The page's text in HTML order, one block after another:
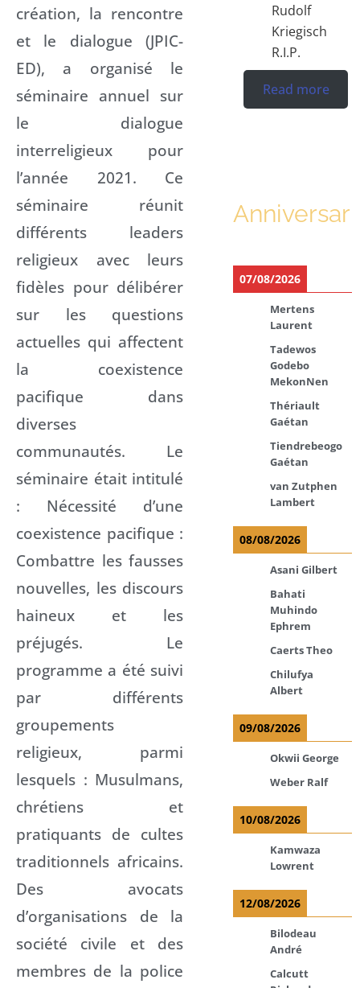
création, la rencontre
et le dialogue (JPIC-
ED), a organisé le
séminaire annuel sur
le dialogue
interreligieux pour
l’année 2021. Ce
séminaire réunit
différents leaders
religieux avec leurs
fidèles pour délibérer
sur les questions
actuelles qui affectent
la coexistence
pacifique dans
diverses
communautés. Le
séminaire était intitulé
: Nécessité d’une
coexistence pacifique :
Combattre les fausses
nouvelles, les discours
haineux et les
préjugés. Le
programme a été suivi
par différents
groupements
religieux, parmi
lesquels : Musulmans,
chrétiens et
pratiquants de cultes
traditionnels africains.
Des avocats
d’organisations de la
société civile et des
membres de la police
Rudolf
Kriegisch
R.I.P.
Read more
07/08/2026
Mertens
Laurent
Tadewos
Godebo
MekonNen
Thériault
Gaétan
Tiendrebeogo
Gaétan
van Zutphen
Lambert
08/08/2026
Asani Gilbert
Bahati
Muhindo
Ephrem
Caerts Theo
Chilufya
Albert
09/08/2026
Okwii George
Weber Ralf
10/08/2026
Kamwaza
Lowrent
12/08/2026
Bilodeau
André
Calcutt